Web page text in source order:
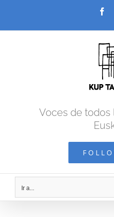
Voces de todos
Ir a...